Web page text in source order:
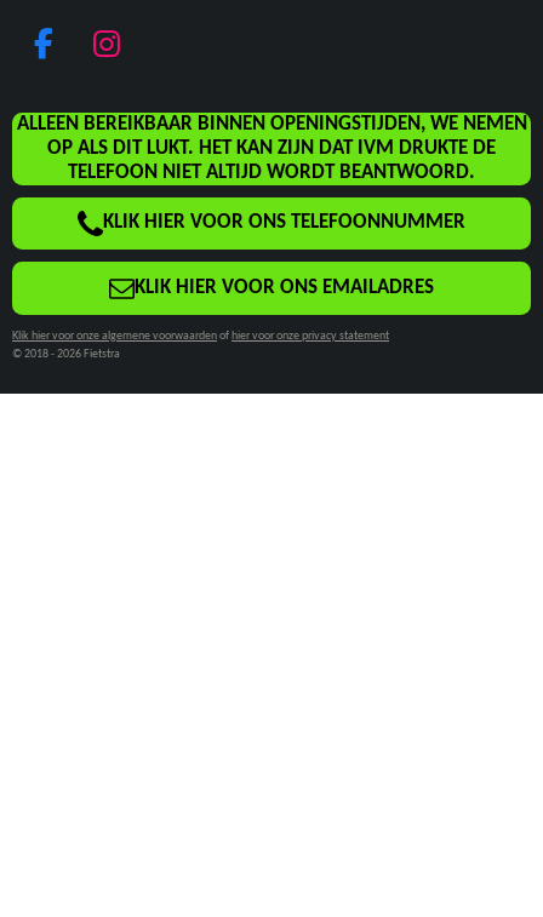
F
C
E
O
K
I
S
T
A
G
R
A
M
ALLEEN BEREIKBAAR BINNEN OPENINGSTIJDEN, WE NEMEN
OP ALS DIT LUKT. HET KAN ZIJN DAT IVM DRUKTE DE
TELEFOON NIET ALTIJD WORDT BEANTWOORD.
KLIK HIER VOOR ONS TELEFOONNUMMER
KLIK HIER VOOR ONS EMAILADRES
Klik hier voor onze algemene voorwaardenof hier voor onze privacy statement
© 2018 - 2026 Fietstra